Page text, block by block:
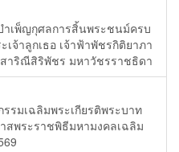
ำเพ็ญกุศลการสิ้นพระชนม์ครบ
จ้าลูกเธอ เจ้าฟ้าพัชรกิติยาภา
าริณีสิริพัชร มหาวัชรราชธิดา
รมเฉลิมพระเกียรติพระบาท
สพระราชพิธีมหามงคลเฉลิม